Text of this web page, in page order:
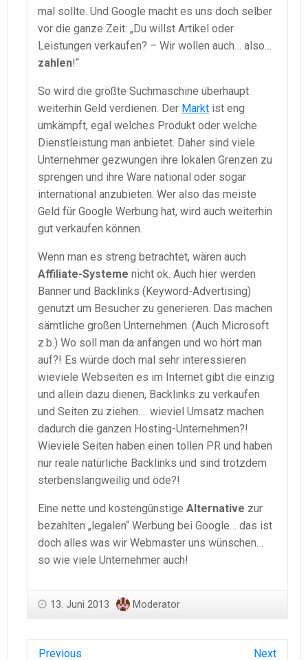
mal sollte. Und Google macht es uns doch selber
vor die ganze Zeit: „Du willst Artikel oder
Leistungen verkaufen? – Wir wollen auch… also…
zahlen!“
So wird die größte Suchmaschine überhaupt
weiterhin Geld verdienen. Der Markt ist eng
umkämpft, egal welches Produkt oder welche
Dienstleistung man anbietet. Daher sind viele
Unternehmer gezwungen ihre lokalen Grenzen zu
sprengen und ihre Ware national oder sogar
international anzubieten. Wer also das meiste
Geld für Google Werbung hat, wird auch weiterhin
gut verkaufen können.
Wenn man es streng betrachtet, wären auch
Affiliate-Systeme nicht ok. Auch hier werden
Banner und Backlinks (Keyword-Advertising)
genutzt um Besucher zu generieren. Das machen
sämtliche großen Unternehmen. (Auch Microsoft
z.b.) Wo soll man da anfangen und wo hört man
auf?! Es würde doch mal sehr interessieren
wieviele Webseiten es im Internet gibt die einzig
und allein dazu dienen, Backlinks zu verkaufen
und Seiten zu ziehen…. wieviel Umsatz machen
dadurch die ganzen Hosting-Unternehmen?!
Wieviele Seiten haben einen tollen PR und haben
nur reale natürliche Backlinks und sind trotzdem
sterbenslangweilig und öde?!
Eine nette und kostengünstige Alternative zur
bezahlten „legalen“ Werbung bei Google… das ist
doch alles was wir Webmaster uns wünschen…
so wie viele Unternehmer auch!
13. Juni 2013 Moderator
Previous Next